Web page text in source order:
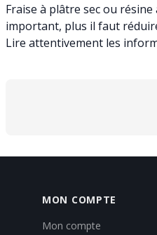
Fraise à plâtre sec ou
important, plus il faut
Lire attentivement les
MON COMPTE
Mon compte